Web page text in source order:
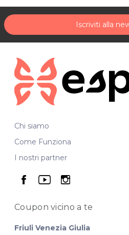
Iscriviti alla
Chi siamo
Come Funziona
I nostri partner
seguici su
seguici su
seguici
Coupon vicinoa te
Friuli Venezia Giulia